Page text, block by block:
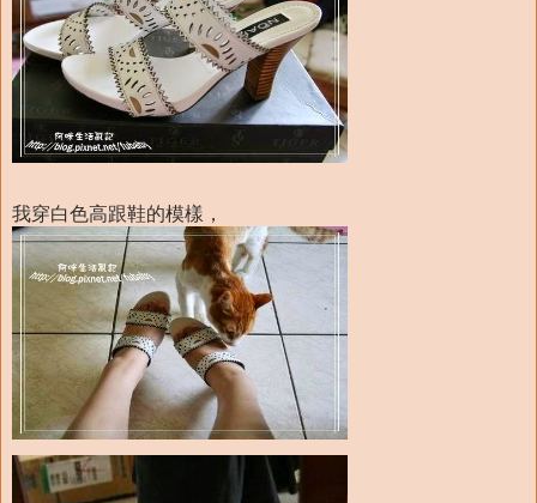
我穿白色高跟鞋的模樣，